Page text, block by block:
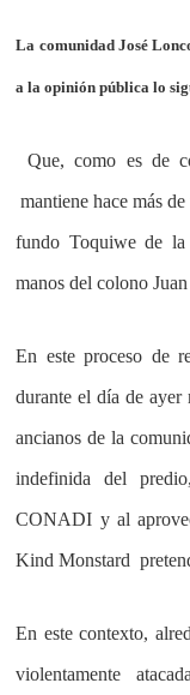
La comunidad José
a la opinión pública lo
Que, como es de
mantiene hace más
fundo Toquiwe de la
manos del colono
En este proceso de
durante el día de ayer
ancianos de la
indefinida del
CONADI y al
Kind Monstard
En este contexto,
violentamente